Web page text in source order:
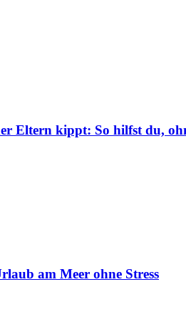
Eltern kippt: So hilfst du,
am Meer ohne Stress